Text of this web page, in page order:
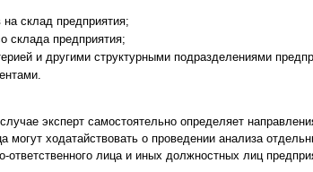
на склад предприятия;
склада предприятия;
и другими структурными подразделениями
эксперт самостоятельно определяет
могут ходатайствовать о проведении анализа
ответственного лица и иных должностных лиц